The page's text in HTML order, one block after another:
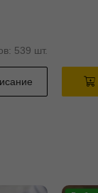
539 шт.